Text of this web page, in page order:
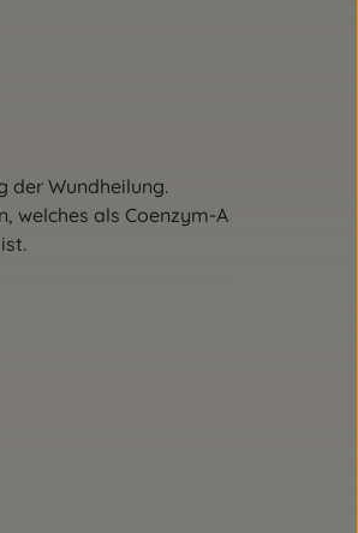
der Wundheilung.
welches als Coenzym-A
Wert ein oder